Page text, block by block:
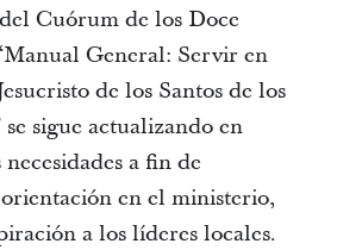
Cuórum de los Doce
General: Servir en
de los Santos de los
sigue actualizando en
a fin de
en el ministerio,
a los líderes locales.